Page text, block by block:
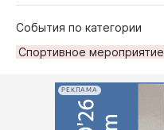
События по категории
Спортивное мероприятие
РЕКЛАМА